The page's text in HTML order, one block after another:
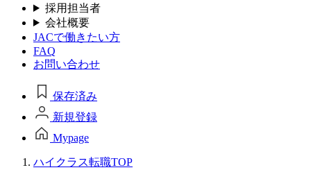
採用担当者
会社概要
JACで働きたい方
FAQ
お問い合わせ
保存済み
新規登録
Mypage
ハイクラス転職TOP